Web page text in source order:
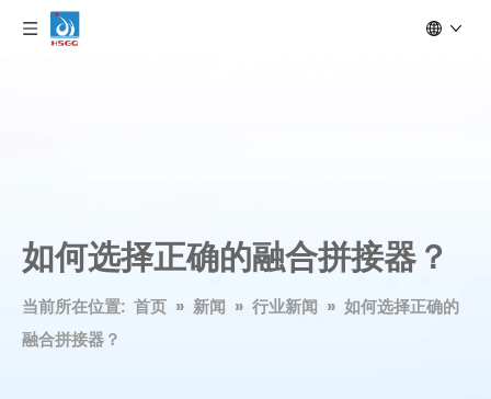
如何选择正确的融合拼接器？
当前所在位置: 首页 » 新闻 » 行业新闻 » 如何选择正确的
融合拼接器？